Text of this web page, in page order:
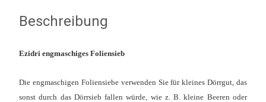
Beschreibung
Ezidri engmaschiges Foliensieb
Die engmaschigen Foliensiebe verwenden Sie für kleines Dörrgut, das
sonst durch das Dörrsieb fallen würde, wie z. B. kleine Beeren oder